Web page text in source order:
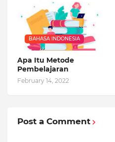
BAHASA INDONESIA
Apa Itu Metode
Pembelajaran
February 14, 2022
Post a Comment